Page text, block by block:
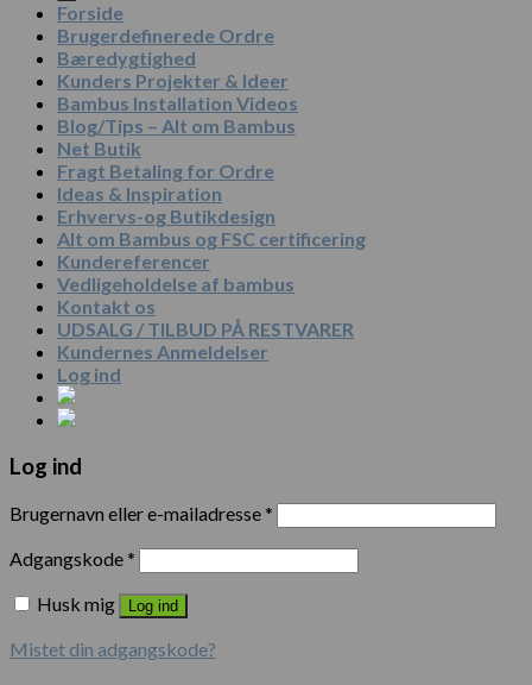
Forside
Brugerdefinerede Ordre
Bæredygtighed
Kunders Projekter & Ideer
Bambus Installation Videos
Blog/Tips – Alt om Bambus
Net Butik
Fragt Betaling for Ordre
Ideas & Inspiration
Erhvervs-og Butikdesign
Alt om Bambus og FSC certificering
Kundereferencer
Vedligeholdelse af bambus
Kontakt os
UDSALG / TILBUD PÅ RESTVARER
Kundernes Anmeldelser
Log ind
Log ind
Brugernavn eller e-mailadresse*
Adgangskode*
Husk mig
Log ind
Mistet din adgangskode?